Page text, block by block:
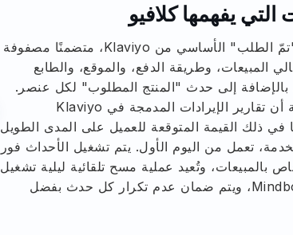
التي يفهمها كلافيو
تُصدر المبيعات حدث "تمّ الطلب" الأساسي من Klaviyo، متضمنًا مصفوفة
المبيعات، وطريقة الدفع، والموقع، والطابع
بالإضافة إلى حدث "المنتج المطلوب" لكل عنصر.
تعني الأسماء الأساسية أن تقارير الإيرادات المدمجة في Klaviyo
في ذلك القيمة المتوقعة للعميل على المدى الطويل
تعمل من اليوم الأول. يتم تشغيل الأحداث فور
بالمبيعات، وتُعيد عملية مسح تلقائية ليلية تشغيل
أي بيانات تُصدرها Mindbody، ويتم ضمان عدم تكرار كل حدث بفضل